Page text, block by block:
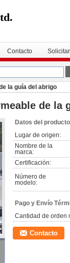
Contacto
la guía del abrigo
de la
Datos del
Lugar de origen:
Nombre de la
marca:
Certificación:
Número de
modelo:
Pago y Envío
Cantidad de orden
Contacto